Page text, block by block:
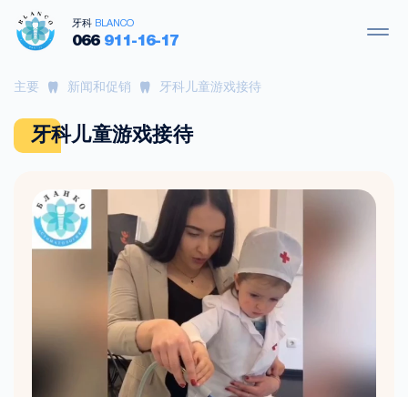
牙科 BLANCO
066911-16-17
主要 新闻和促销 牙科儿童游戏接待
牙科儿童游戏接待